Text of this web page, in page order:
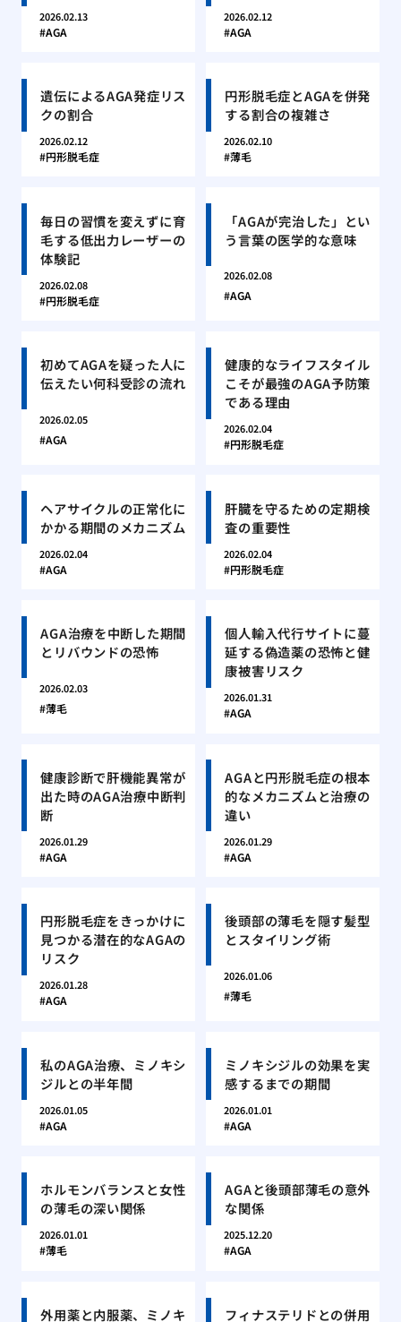
2026.02.13
AGA
2026.02.12
AGA
遺伝によるAGA発症リス
クの割合
2026.02.12
円形脱毛症
円形脱毛症とAGAを併発
する割合の複雑さ
2026.02.10
薄毛
毎日の習慣を変えずに育
毛する低出力レーザーの
体験記
2026.02.08
円形脱毛症
「AGAが完治した」とい
う言葉の医学的な意味
2026.02.08
AGA
初めてAGAを疑った人に
伝えたい何科受診の流れ
2026.02.05
AGA
健康的なライフスタイル
こそが最強のAGA予防策
である理由
2026.02.04
円形脱毛症
ヘアサイクルの正常化に
かかる期間のメカニズム
2026.02.04
AGA
肝臓を守るための定期検
査の重要性
2026.02.04
円形脱毛症
AGA治療を中断した期間
とリバウンドの恐怖
2026.02.03
薄毛
個人輸入代行サイトに蔓
延する偽造薬の恐怖と健
康被害リスク
2026.01.31
AGA
健康診断で肝機能異常が
出た時のAGA治療中断判
断
2026.01.29
AGA
AGAと円形脱毛症の根本
的なメカニズムと治療の
違い
2026.01.29
AGA
円形脱毛症をきっかけに
見つかる潜在的なAGAの
リスク
2026.01.28
AGA
後頭部の薄毛を隠す髪型
とスタイリング術
2026.01.06
薄毛
私のAGA治療、ミノキシ
ジルとの半年間
2026.01.05
AGA
ミノキシジルの効果を実
感するまでの期間
2026.01.01
AGA
ホルモンバランスと女性
の薄毛の深い関係
2026.01.01
薄毛
AGAと後頭部薄毛の意外
な関係
2025.12.20
AGA
外用薬と内服薬、ミノキ フィナステリドとの併用